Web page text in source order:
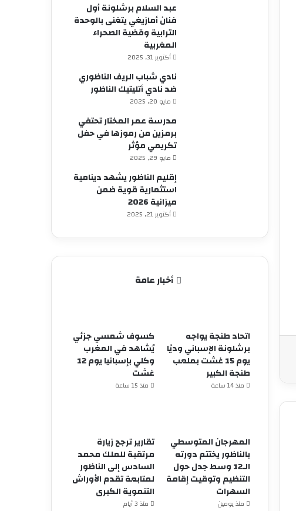
عبد السلام برشلونة أول
فنان أمازيغي يتغنى بالوحدة
الترابية وقضية الصحراء
المغربية
أكتوبر 31, 2025
نادي شباب الريف الناظوري
ضد نادي أتليتيك الناظور
مايو 20, 2025
مدرسة عمر المختار تحتفي
برمزين من رموزها في حفل
تكريمي مؤثر
مايو 29, 2025
إقليم الناظور يشهد دينامية
استثمارية قوية ضمن
ميزانية 2026
أكتوبر 21, 2025
أخبار عامة
اتحاد طنجة يواجه
برشلونة الإسباني وديًا
يوم 15 غشت بملعب
طنجة الكبير
منذ 14 ساعة
كسوف شمسي جزئي
يُشاهد في المغرب
وكلي بإسبانيا يوم 12
غشت
منذ 15 ساعة
المهرجان المتوسطي
بالناظور يختتم دورته
الـ12 وسط جدل حول
التنظيم وتوقيت إقامة
السهرات
منذ يومين
تقارير ترجح زيارة
مرتقبة للملك محمد
السادس إلى الناظور
لمتابعة تقدم الأوراش
التنموية الكبرى
منذ 3 أيام